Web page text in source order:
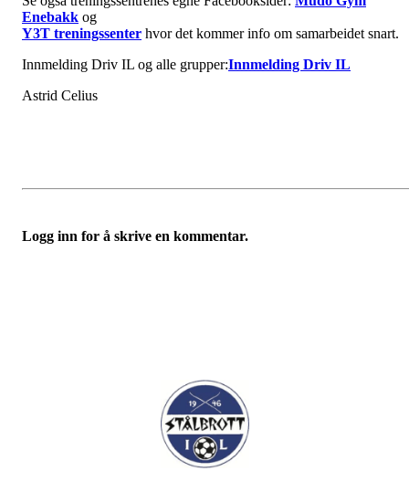
Enebakk og
Y3T treningssenter hvor det kommer info om samarbeidet snart.
Innmelding Driv IL og alle grupper:Innmelding Driv IL
Astrid Celius
Logg inn for å skrive en kommentar.